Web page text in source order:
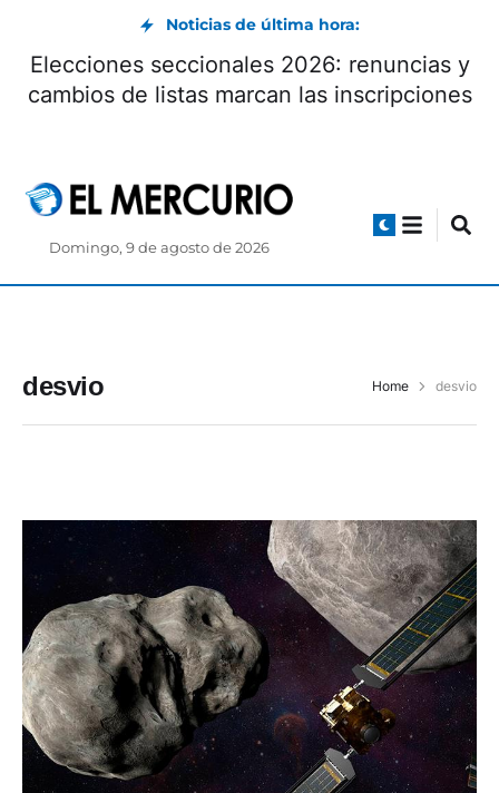
Noticias de última hora:
Elecciones seccionales 2026: renuncias y
cambios de listas marcan las inscripciones
Domingo, 9 de agosto de 2026
desvio Home desvio